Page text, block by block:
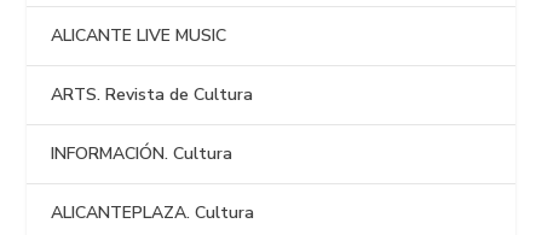
ALICANTE LIVE MUSIC
ARTS. Revista de Cultura
INFORMACIÓN. Cultura
ALICANTEPLAZA. Cultura